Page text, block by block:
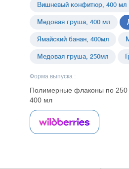
Вишневый конфитюр, 400 мл
Медовая груша, 400 мл
Ямайский банан, 400мл
Медовая груша, 250мл
Форма выпуска :
Полимерные флаконы по
400 мл